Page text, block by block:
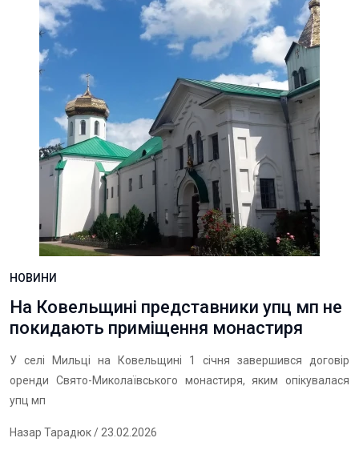
НОВИНИ
На Ковельщині представники упц мп не
покидають приміщення монастиря
У селі Мильці на Ковельщині 1 січня завершився договір
оренди Свято-Миколаївського монастиря, яким опікувалася
упц мп
Назар Тарадюк/ 23.02.2026